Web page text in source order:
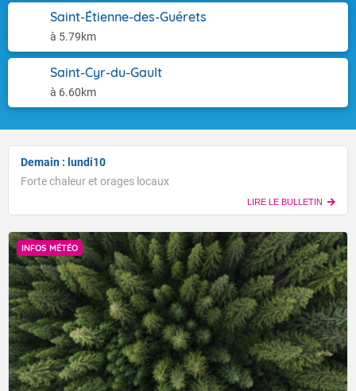
Saint-Étienne-des-Guérets
à 5.79km
Saint-Cyr-du-Gault
à 6.60km
Demain : lundi10
Forte chaleur et orages locaux
LIRE LE BULLETIN
INFOS MÉTÉO